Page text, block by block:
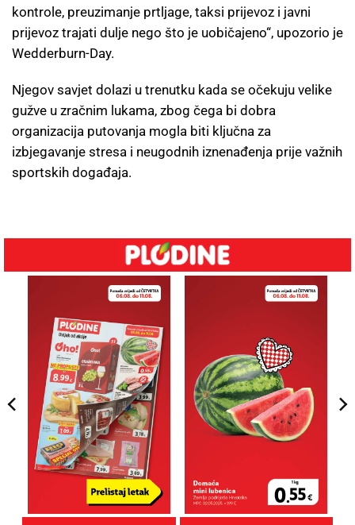
kontrole, preuzimanje prtljage, taksi prijevoz i javni
prijevoz trajati dulje nego što je uobičajeno“, upozorio je
Wedderburn-Day.
Njegov savjet dolazi u trenutku kada se očekuju velike
gužve u zračnim lukama, zbog čega bi dobra
organizacija putovanja mogla biti ključna za
izbjegavanje stresa i neugodnih iznenađenja prije važnih
sportskih događaja.